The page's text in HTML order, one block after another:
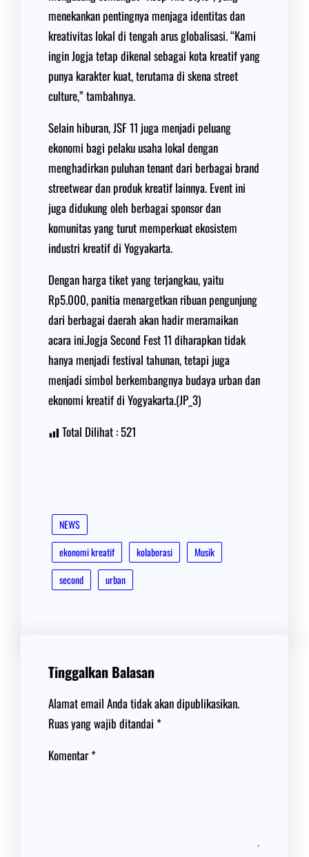
menekankan pentingnya menjaga identitas dan
kreativitas lokal di tengah arus globalisasi. “Kami
ingin Jogja tetap dikenal sebagai kota kreatif yang
punya karakter kuat, terutama di skena street
culture,” tambahnya.
Selain hiburan, JSF 11 juga menjadi peluang
ekonomi bagi pelaku usaha lokal dengan
menghadirkan puluhan tenant dari berbagai brand
streetwear dan produk kreatif lainnya. Event ini
juga didukung oleh berbagai sponsor dan
komunitas yang turut memperkuat ekosistem
industri kreatif di Yogyakarta.
Dengan harga tiket yang terjangkau, yaitu
Rp5.000, panitia menargetkan ribuan pengunjung
dari berbagai daerah akan hadir meramaikan
acara ini.Jogja Second Fest 11 diharapkan tidak
hanya menjadi festival tahunan, tetapi juga
menjadi simbol berkembangnya budaya urban dan
ekonomi kreatif di Yogyakarta.(JP_3)
Total Dilihat :521
NEWS
ekonomi kreatif
kolaborasi
Musik
second
urban
Tinggalkan Balasan
Alamat email Anda tidak akan dipublikasikan.
Ruas yang wajib ditandai *
Komentar*